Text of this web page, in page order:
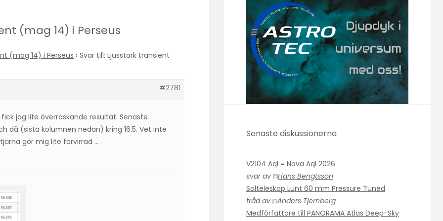
(mag 14) i Perseus
(mag 14) i Perseus › Svar till: Ljusstark transient
#2781
jag lite överraskande resultat. Senaste
då (sista kolumnen nedan) kring 16.5. Vet inte
gör mig lite förvirrad …
Senaste diskussionerna
V2104 Aql = Nova Aql 2026
svar av
Hans Bengtsson
Solteleskop Lunt 60 mm Pressure Tuned
tråd av
Anders Tjernberg
Medförfattare till PANORAMA Atlas Deep-Sky